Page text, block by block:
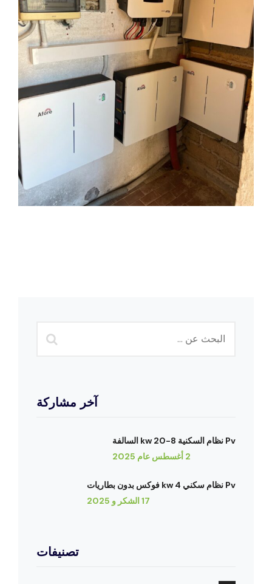
آخر مشاركة
Pv نظام السكنية 8-20 kw السالفة
2 أغسطس عام 2025
Pv نظام سكني 4 kw فوكس بدون بطاريات
17 الشكر و 2025
تصنيفات